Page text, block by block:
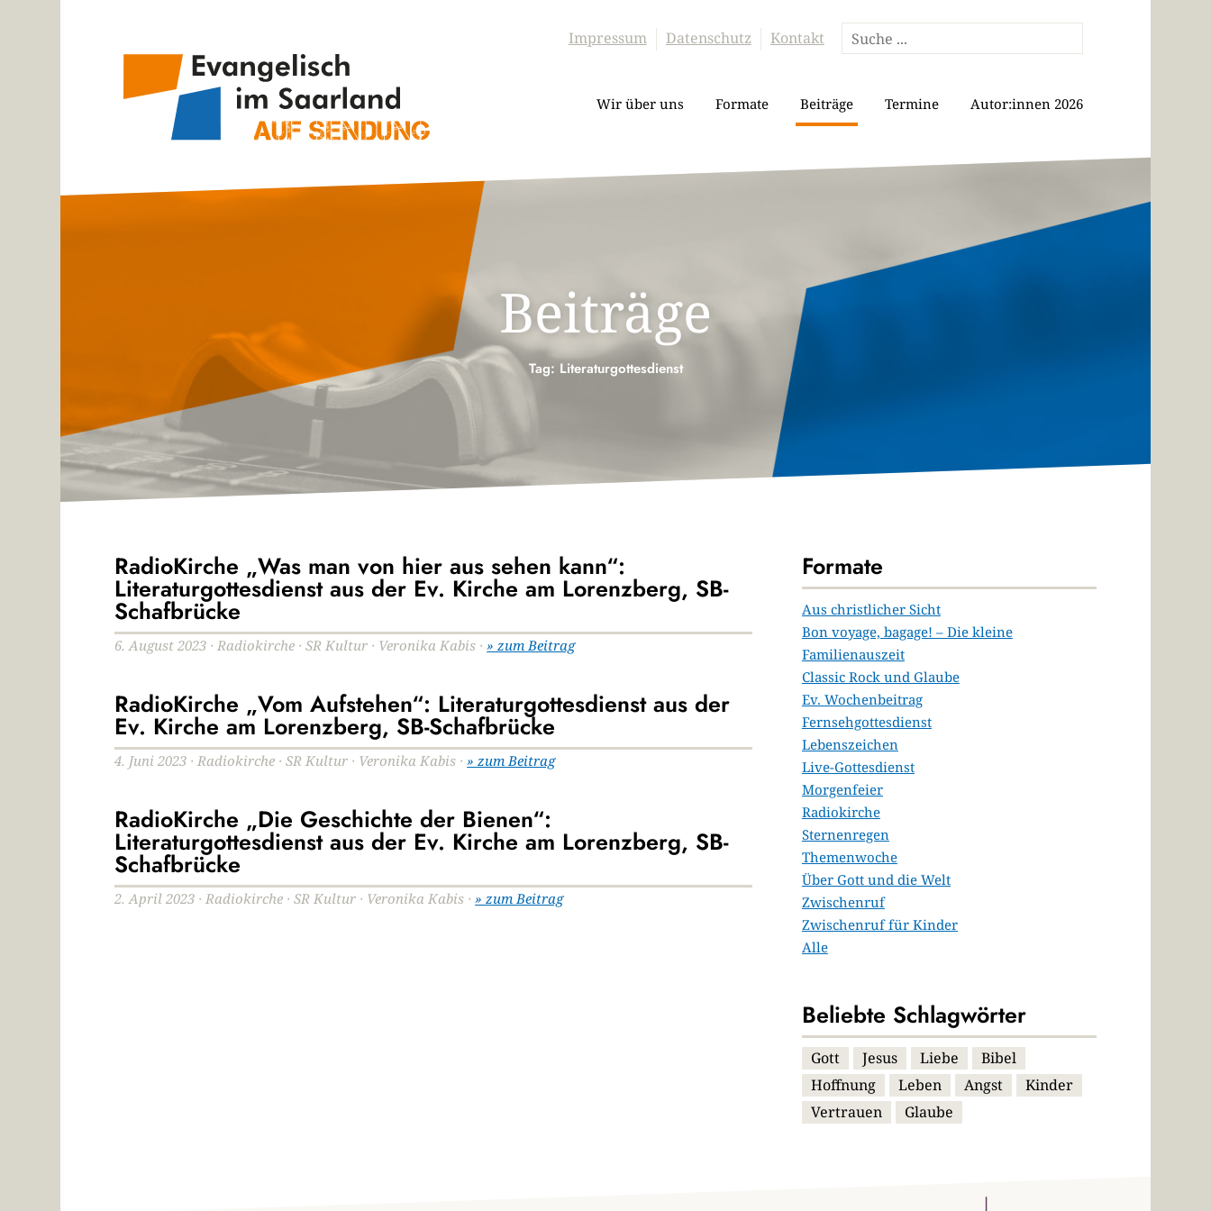
Impressum Datenschutz Kontakt
Wir über uns Formate Beiträge Termine Autor:innen 2026
Beiträge
Tag: Literaturgottesdienst
RadioKirche „Was man von hier aus sehen kann“:
Literaturgottesdienst aus der Ev. Kirche am Lorenzberg, SB-
Schafbrücke
6. August 2023 · Radiokirche · SR Kultur · Veronika Kabis ·» zum Beitrag
RadioKirche „Vom Aufstehen“: Literaturgottesdienst aus der
Ev. Kirche am Lorenzberg, SB-Schafbrücke
4. Juni 2023 · Radiokirche · SR Kultur · Veronika Kabis ·» zum Beitrag
RadioKirche „Die Geschichte der Bienen“:
Literaturgottesdienst aus der Ev. Kirche am Lorenzberg, SB-
Schafbrücke
2. April 2023 · Radiokirche · SR Kultur · Veronika Kabis ·» zum Beitrag
Formate
Aus christlicher Sicht
Bon voyage, bagage! – Die kleine
Familienauszeit
Classic Rock und Glaube
Ev. Wochenbeitrag
Fernsehgottesdienst
Lebenszeichen
Live-Gottesdienst
Morgenfeier
Radiokirche
Sternenregen
Themenwoche
Über Gott und die Welt
Zwischenruf
Zwischenruf für Kinder
Alle
Beliebte Schlagwörter
Gott Jesus Liebe
Bibel
Hoffnung
Leben Angst
Kinder
Vertrauen
Glaube